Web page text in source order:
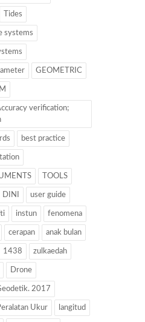
Tides
systems
GEOMETRIC
verification;
best practice
TOOLS
DINI user guide
instun fenomena
cerapan anak bulan
1438 zulkaedah
Drone
2017
Ukur langitud